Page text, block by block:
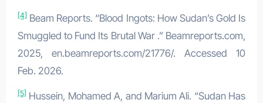
[4] Beam Reports. “Blood Ingots: How Sudan’s Gold Is
Smuggled to Fund Its Brutal War .” Beamreports.com,
2025, en.beamreports.com/21776/. Accessed 10
Feb. 2026.
[5] Hussein, Mohamed A, and Marium Ali. “Sudan Has